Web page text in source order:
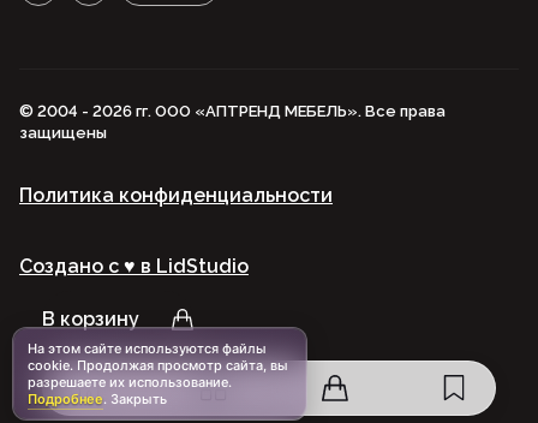
В корзину
© 2004 - 2026 гг. ООО «АПТРЕНД МЕБЕЛЬ». Все права
защищены
Политика конфиденциальности
Создано с ♥️ в LidStudio
На этом сайте используются файлы
cookie. Продолжая просмотр сайта, вы
разрешаете их использование.
Подробнее. Закрыть